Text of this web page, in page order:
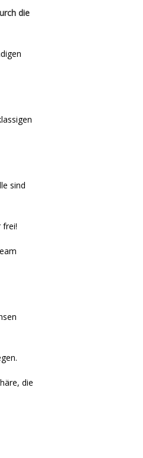
die
sind
frei!
die